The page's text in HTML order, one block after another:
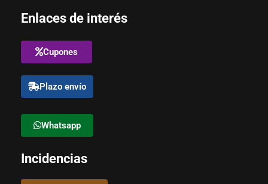
Enlaces de interés
Cupones
Plazo envío
Whatsapp
Incidencias